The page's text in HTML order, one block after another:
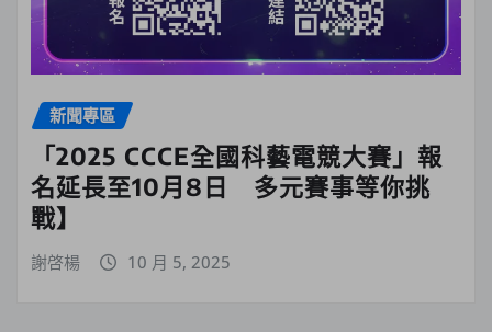
新聞專區
「2025 CCCE全國科藝電競大賽」報
名延長至10月8日 多元賽事等你挑
戰】
謝啓楊 10 月 5, 2025